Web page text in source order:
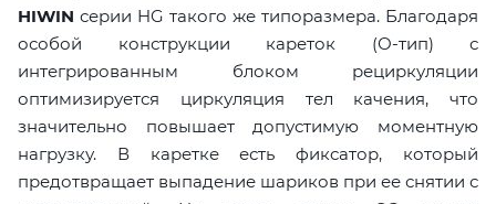
HIWIN серии HG такого же типоразмера. Благодаря
особой конструкции кареток (О-тип) с
интегрированным блоком рециркуляции
оптимизируется циркуляция тел качения, что
значительно повышает допустимую моментную
нагрузку. В каретке есть фиксатор, который
предотвращает выпадение шариков при ее снятии с